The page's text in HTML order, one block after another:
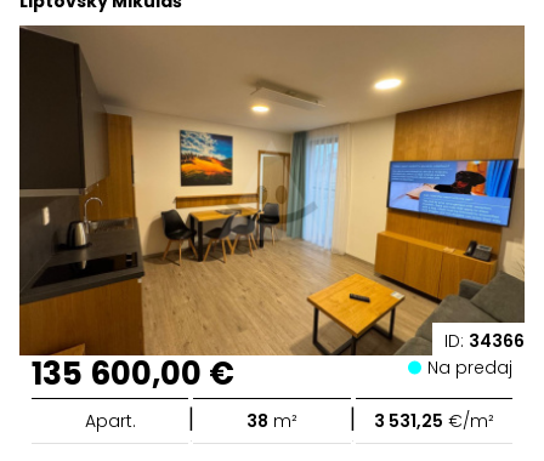
ID: 34366
135 600,00 € Na predaj
Apart. | 38 m² | 3 531,25 €/m²